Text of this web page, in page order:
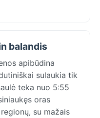
balandis
apibūdina
sulaukia tik
teka nuo 5:55
oras
su mažais